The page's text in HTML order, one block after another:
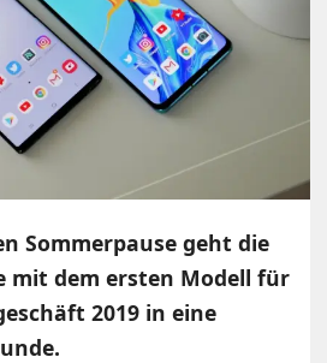
Sommerpause geht die
mit dem ersten Modell für
2019 in eine